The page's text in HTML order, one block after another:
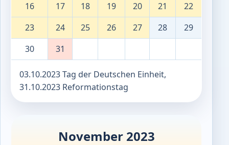
16
17 18 19 20 21
22
23
24 25 26 27 28
29
30
31
03.10.2023 Tag der Deutschen Einheit,
31.10.2023 Reformationstag
November 2023